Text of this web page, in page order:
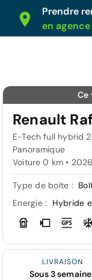
Prendre
en agence
Ce
Renault
E-Tech full hybrid
Panoramique
Voiture 0 km • 2026
Type de boîte :
Energie :
Hybride
LIVRAISON
Sous 3